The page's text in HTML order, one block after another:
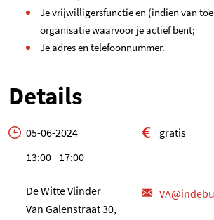
Je vrijwilligersfunctie en (indien van
organisatie waarvoor je actief bent;
Je adres en telefoonnummer.
Details
05-06-2024
13:00 - 17:00
gratis
De Witte Vlinder
Van Galenstraat 30,